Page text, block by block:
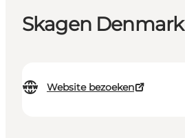
Skagen Denmark
Website bezoeken